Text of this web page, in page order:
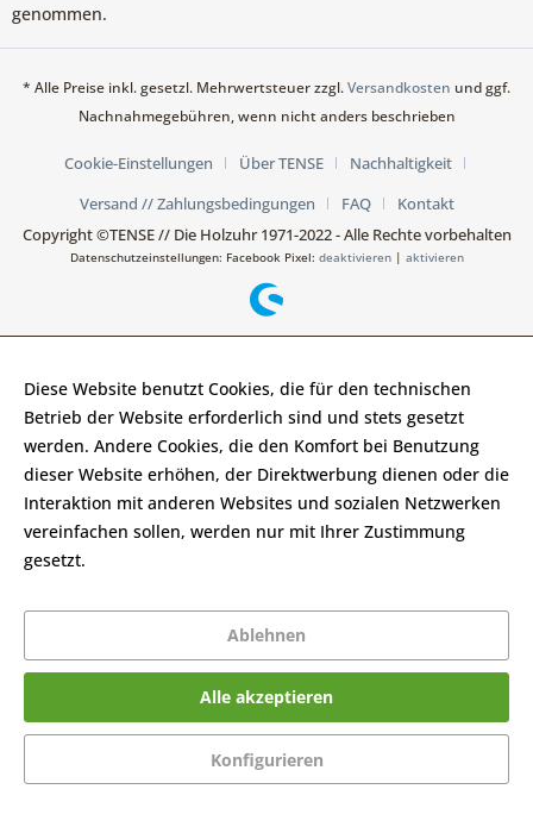
genommen.
* Alle Preise inkl. gesetzl. Mehrwertsteuer zzgl.Versandkosten und ggf.
Nachnahmegebühren, wenn nicht anders beschrieben
Cookie-Einstellungen Über TENSE
Nachhaltigkeit
Versand // Zahlungsbedingungen
FAQ
Kontakt
Copyright ©TENSE // Die Holzuhr 1971-2022 - Alle Rechte vorbehalten
Datenschutzeinstellungen: Facebook Pixel: deaktivieren| aktivieren
Diese Website benutzt Cookies, die für den technischen
Betrieb der Website erforderlich sind und stets gesetzt
werden. Andere Cookies, die den Komfort bei Benutzung
dieser Website erhöhen, der Direktwerbung dienen oder die
Interaktion mit anderen Websites und sozialen Netzwerken
vereinfachen sollen, werden nur mit Ihrer Zustimmung
gesetzt.
Ablehnen
Alle akzeptieren
Konfigurieren